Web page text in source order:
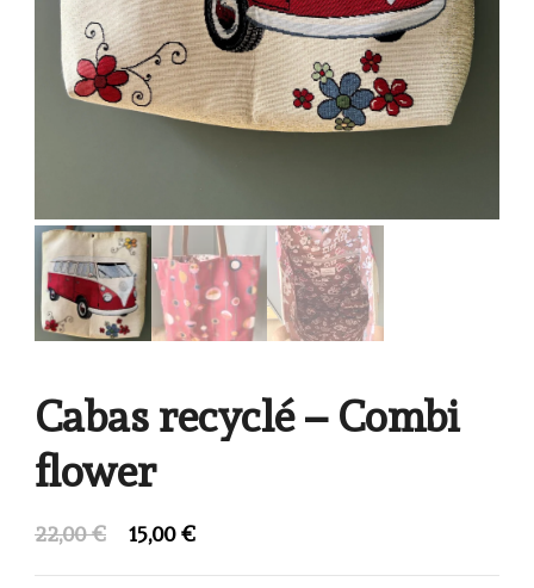
Cabas recyclé – Combi
flower
22,00€
Le
15,00€Le